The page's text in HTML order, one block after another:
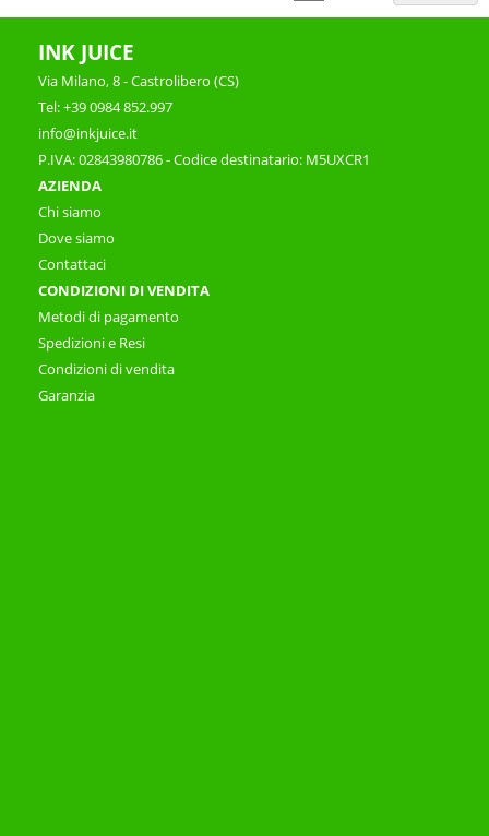
INK JUICE
Via Milano, 8 - Castrolibero (CS)
Tel: +39 0984 852.997
info@inkjuice.it
P.IVA: 02843980786 - Codice destinatario: M5UXCR1
AZIENDA
Chi siamo
Dove siamo
Contattaci
CONDIZIONI DI VENDITA
Metodi di pagamento
Spedizioni e Resi
Condizioni di vendita
Garanzia